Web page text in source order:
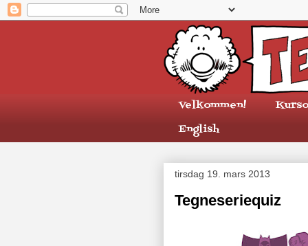
Velkommen!
English
tirsdag 19. mars 2013
Tegneseriequiz